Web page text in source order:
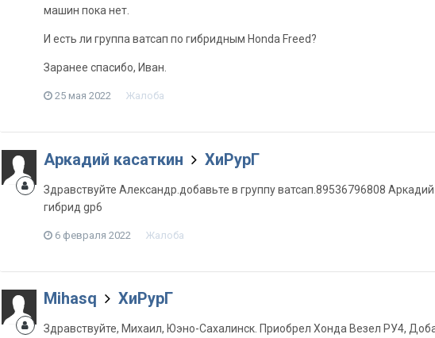
машин пока нет.
И есть ли группа ватсап по гибридным Honda Freed?
Заранее спасибо, Иван.
25 мая 2022 Жалоба
Аркадий касаткин ХиРурГ
Здравствуйте Александр.добавьте в группу ватсап.89536796808
гибрид gp6
6 февраля 2022 Жалоба
Mihasq ХиРурГ
Здравствуйте, Михаил, Юэно-Сахалинск. Приобрел Хонда Везел РУ4,